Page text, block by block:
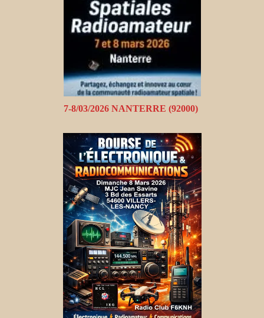
7-8/03/2026 NANTERRE (92000)